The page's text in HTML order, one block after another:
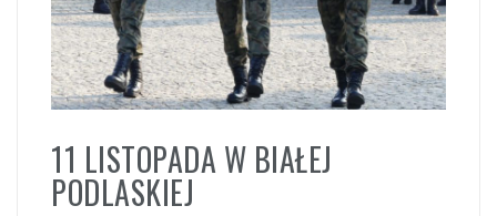
11 LISTOPADA W BIAŁEJ
PODLASKIEJ